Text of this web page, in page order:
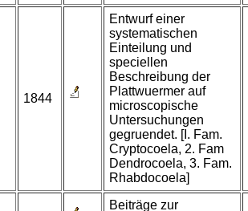
1844
Entwurf einer
systematischen
Einteilung und
speciellen
Beschreibung der
Plattwuermer auf
microscopische
Untersuchungen
gegruendet. [I. Fam.
Cryptocoela, 2. Fam
Dendrocoela, 3. Fam.
Rhabdocoela]
Beiträge zur